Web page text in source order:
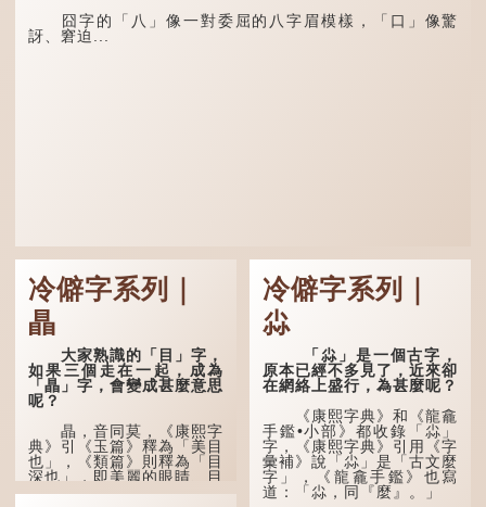
囧字的「八」像一對委屈的八字眉模樣，「口」像驚
訝、窘迫...
冷僻字系列｜
瞐
大家熟識的「目」字，
如果三個走在一起，成為
「瞐」字，會變成甚麼意思
呢？
瞐，音同莫，《康熙字
典》引《玉篇》釋為「美目
也」，《類篇》則釋為「目
深也」，即美麗的眼睛、目
光深邃的意思。
冷僻字系列｜
尛
「尛」是一個古字，
原本已經不多見了，近來卻
在網絡上盛行，為甚麼呢？
《康熙字典》和《龍龕
手鑑•小部》都收錄「尛」
字，《康熙字典》引用《字
彙補》說「尛」是「古文麼
字」，《龍龕手鑑》也寫
道：「尛，同『麼』。」